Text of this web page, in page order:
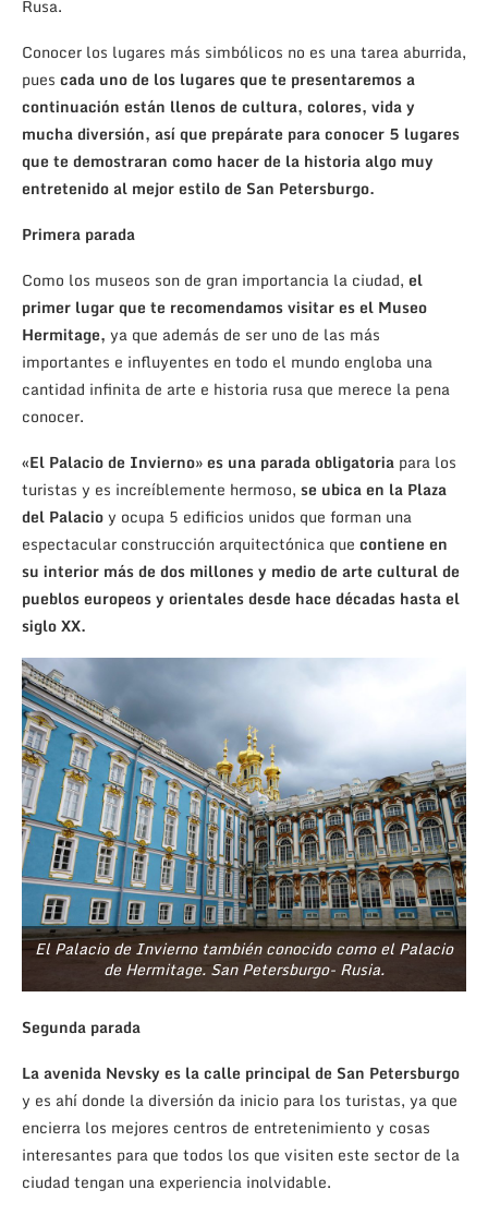
Rusa.
Conocer los lugares más simbólicos no es una tarea aburrida,
pues cada uno de los lugares que te presentaremos a
continuación están llenos de cultura, colores, vida y
mucha diversión, así que prepárate para conocer 5 lugares
que te demostraran como hacer de la historia algo muy
entretenido al mejor estilo de San Petersburgo.
Primera parada
Como los museos son de gran importancia la ciudad, el
primer lugar que te recomendamos visitar es el Museo
Hermitage, ya que además de ser uno de las más
importantes e influyentes en todo el mundo engloba una
cantidad infinita de arte e historia rusa que merece la pena
conocer.
«El Palacio de Invierno» es una parada obligatoria para los
turistas y es increíblemente hermoso, se ubica en la Plaza
del Palacioy ocupa 5 edificios unidos que forman una
espectacular construcción arquitectónica que contiene en
su interior más de dos millones y medio de arte cultural de
pueblos europeos y orientales desde hace décadas hasta el
siglo XX.
El Palacio de Invierno también conocido como el Palacio
de Hermitage. San Petersburgo- Rusia.
Segunda parada
La avenida Nevsky es la calle principal de San Petersburgo
y es ahí donde la diversión da inicio para los turistas, ya que
encierra los mejores centros de entretenimiento y cosas
interesantes para que todos los que visiten este sector de la
ciudad tengan una experiencia inolvidable.